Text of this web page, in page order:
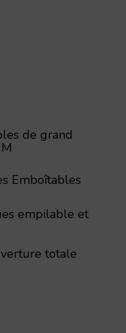
de grand
Emboîtables
empilable et
totale